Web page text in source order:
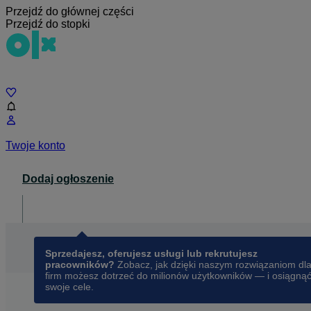
Przejdź do głównej części
Przejdź do stopki
Twoje konto
Dodaj ogłoszenie
Sprzedajesz, oferujesz usługi lub rekrutujesz
pracowników? Zobacz, jak dzięki naszym rozwiązaniom dla
firm możesz dotrzeć do milionów użytkowników — i osiągnąć
swoje cele.